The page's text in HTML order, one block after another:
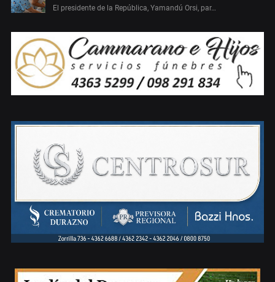
El presidente de la República, Yamandú Orsi, par…